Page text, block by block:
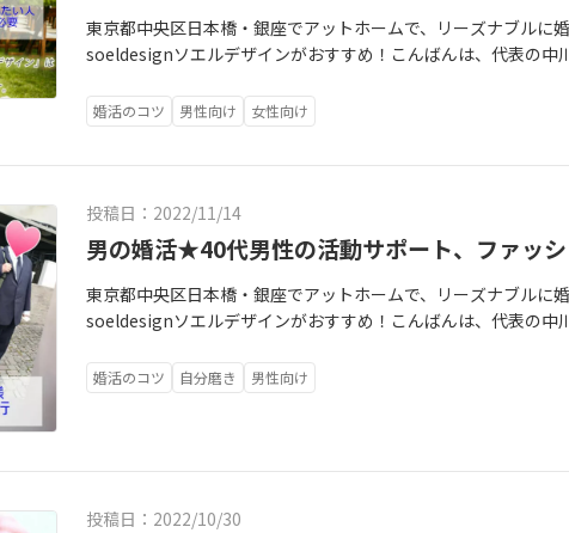
と、婚活して出逢いがあって結婚しても、その結婚と言うもの
夢であったとしても、実際にそこからはじまる結婚は長く続く
生活、自分の人生の多くの時間を占める事になるから、夫婦や
しく食べられることはとても大事なことだと思いますよ。
東京都中央区日本橋・銀座でアットホームで、リーズナブルに
soeldesignソエルデザインがおすすめ！こんばんは、代表の中
う、私と同年代の有名女性タレントさんがいらっしゃるのに気
されていて、拝見したプロフィールからも皆さんと同じように
らっしゃることが伝わってきました。（今までもこの業界の方
た。待っていても都合よく出会いなんて降って来るもんじゃな
のだと思います！IBJシステムでステキな男性会員様とどうぞご
せになって欲しい！と願ってしまいました＾＾
婚活のコツ 男性向け 女性向け
投稿日：2022/11/14
男の婚活★40代男性の活動サポート、ファッ
東京都中央区日本橋・銀座でアットホームで、リーズナブルに
soeldesignソエルデザインがおすすめ！こんばんは、代表の中
は服装から、40代ファッション婚活のコツ|結婚相談所ソエ
669.blog.fc2.com/ 人の第一印象はわずか3〜5秒ほどで決まる
ました（笑）
婚活のコツ 自分磨き 男性向け
投稿日：2022/10/30